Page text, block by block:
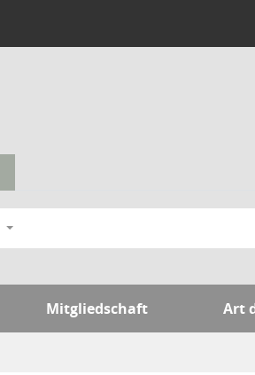
Mitgliedschaft Art